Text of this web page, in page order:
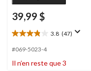
39,99 $
3.8 (47)
3.8
étoile(s)
5.
#069-5023-4
Il n’en reste que 3